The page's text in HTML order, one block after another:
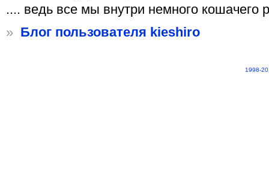
.... ведь все мы внутри немного кошачего
» Блог пользователя kieshiro
1998-